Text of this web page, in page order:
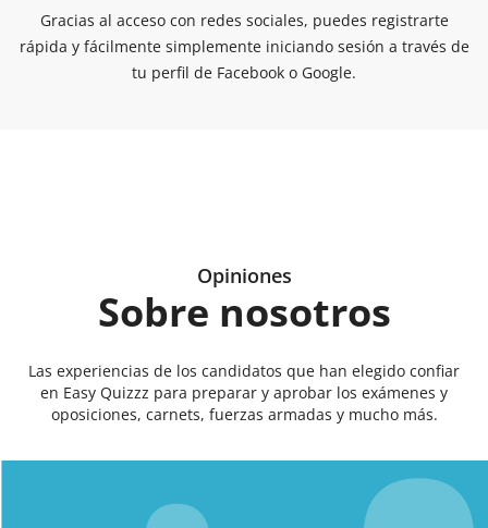
Gracias al acceso con redes sociales, puedes registrarte
rápida y fácilmente simplemente iniciando sesión a través de
tu perfil de Facebook o Google.
Opiniones
Sobre nosotros
Las experiencias de los candidatos que han elegido confiar
en Easy Quizzz para preparar y aprobar los exámenes y
oposiciones, carnets, fuerzas armadas y mucho más.